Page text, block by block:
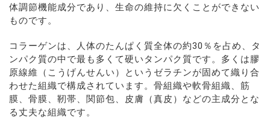
体調節機能成分であり、生命の維持に欠くことができない
ものです。
コラーゲンは、人体のたんぱく質全体の約30％を占め、タ
ンパク質の中で最も多くて硬いタンパク質です。多くは膠
原線維（こうげんせんい）というゼラチンが固めて織り合
わせた組織で構成されています。骨組織や軟骨組織、筋
膜、骨膜、靭帯、関節包、皮膚（真皮）などの主成分とな
る丈夫な組織です。